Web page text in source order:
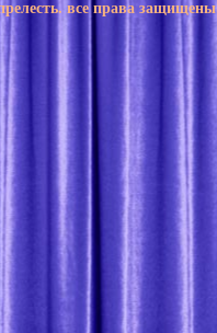
все права защищены